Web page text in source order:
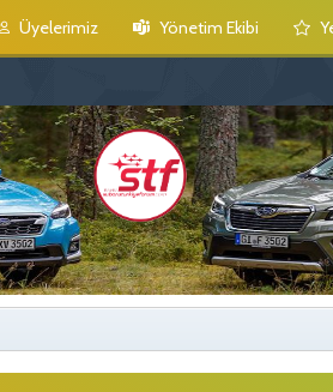
Üyelerimiz Yönetim Ekibi